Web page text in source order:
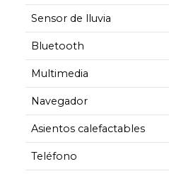
Sensor de lluvia
Bluetooth
Multimedia
Navegador
Asientos calefactables
Teléfono